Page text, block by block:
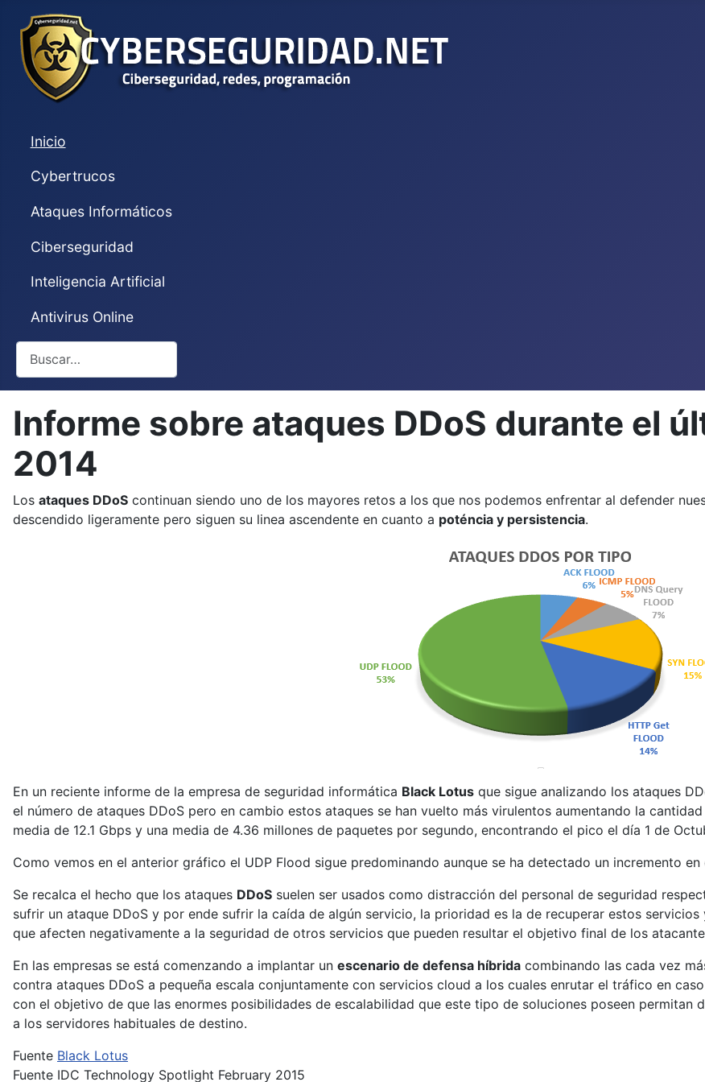
Inicio
Cybertrucos
Ataques Informáticos
Ciberseguridad
Inteligencia Artificial
Antivirus Online
Buscar
Informe sobre ataques DDoS durante el
2014
Los ataques DDoS continuan siendo uno de los mayores retos a los que nos podemos enfrentar al defender
descendido ligeramente pero siguen su linea ascendente en cuanto a poténcia y persistencia.
En un reciente informe de la empresa de seguridad informática Black Lotus que sigue analizando los ataques
el número de ataques DDoS pero en cambio estos ataques se han vuelto más virulentos aumentando la
media de 12.1 Gbps y una media de 4.36 millones de paquetes por segundo, encontrando el pico el día 1 de
Como vemos en el anterior gráfico el UDP Flood sigue predominando aunque se ha detectado un incremento
Se recalca el hecho que los ataques DDoS suelen ser usados como distracción del personal de seguridad
sufrir un ataque DDoS y por ende sufrir la caída de algún servicio, la prioridad es la de recuperar estos
que afecten negativamente a la seguridad de otros servicios que pueden resultar el objetivo final de los
En las empresas se está comenzando a implantar un escenario de defensa híbrida combinando las cada vez
contra ataques DDoS a pequeña escala conjuntamente con servicios cloud a los cuales enrutar el tráfico en
con el objetivo de que las enormes posibilidades de escalabilidad que este tipo de soluciones poseen
a los servidores habituales de destino.
Fuente Black Lotus
Fuente IDC Technology Spotlight February 2015